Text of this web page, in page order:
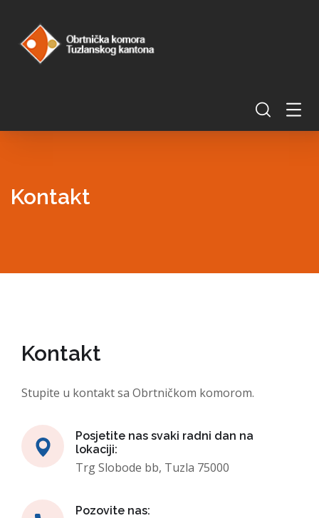
Kontakt
Kontakt
Stupite u kontakt sa Obrtničkom komorom.
Posjetite nas svaki radni dan na
lokaciji:
Trg Slobode bb, Tuzla 75000
Pozovite nas: